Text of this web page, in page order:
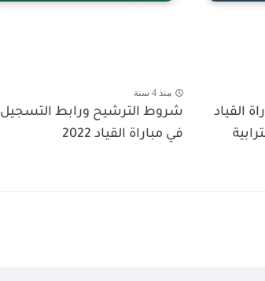
القياد
منذ 4 سنة
شروط الترشيح ورابط التسجيل
في مباراة القياد 2022